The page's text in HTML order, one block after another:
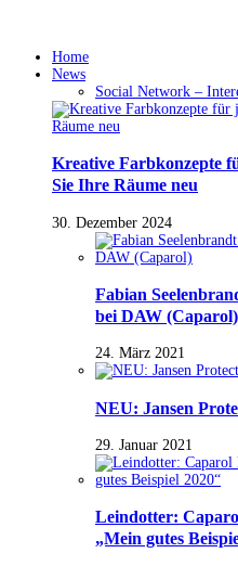
Home
News
Social Network –
Kreative Farbkonzepte
Sie Ihre Räume neu
30. Dezember 2024
Fabian
bei DAW (Caparol)
24. März 2021
NEU: Jansen
29. Januar 2021
Leindotter:
„Mein gutes